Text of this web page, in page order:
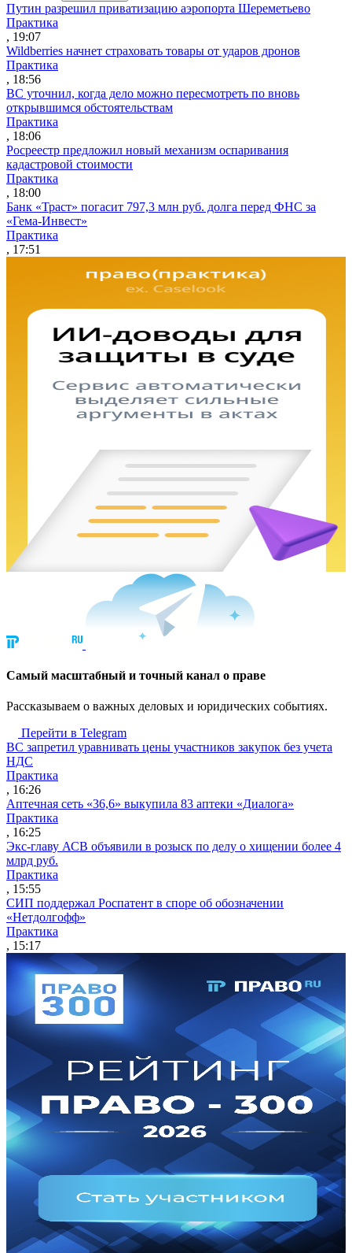
Путин разрешил приватизацию аэропорта Шереметьево
Практика
, 19:07
Wildberries начнет страховать товары от ударов дронов
Практика
, 18:56
ВС уточнил, когда дело можно пересмотреть по вновь
открывшимся обстоятельствам
Практика
, 18:06
Росреестр предложил новый механизм оспаривания
кадастровой стоимости
Практика
, 18:00
Банк «Траст» погасит 797,3 млн руб. долга перед ФНС за
«Гема-Инвест»
Практика
, 17:51
Cамый масштабный и точный канал о праве
Рассказываем о важных деловых и юридических событиях.
Перейти в Telegram
ВС запретил уравнивать цены участников закупок без учета
НДС
Практика
, 16:26
Аптечная сеть «36,6» выкупила 83 аптеки «Диалога»
Практика
, 16:25
Экс-главу АСВ объявили в розыск по делу о хищении более 4
млрд руб.
Практика
, 15:55
СИП поддержал Роспатент в споре об обозначении
«Нетдолгофф»
Практика
, 15:17